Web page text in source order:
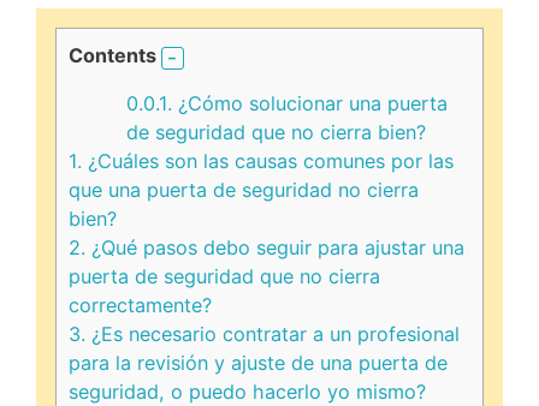
Contents
0.0.1. ¿Cómo solucionar una puerta
de seguridad que no cierra bien?
1. ¿Cuáles son las causas comunes por las
que una puerta de seguridad no cierra
bien?
2. ¿Qué pasos debo seguir para ajustar una
puerta de seguridad que no cierra
correctamente?
3. ¿Es necesario contratar a un profesional
para la revisión y ajuste de una puerta de
seguridad, o puedo hacerlo yo mismo?